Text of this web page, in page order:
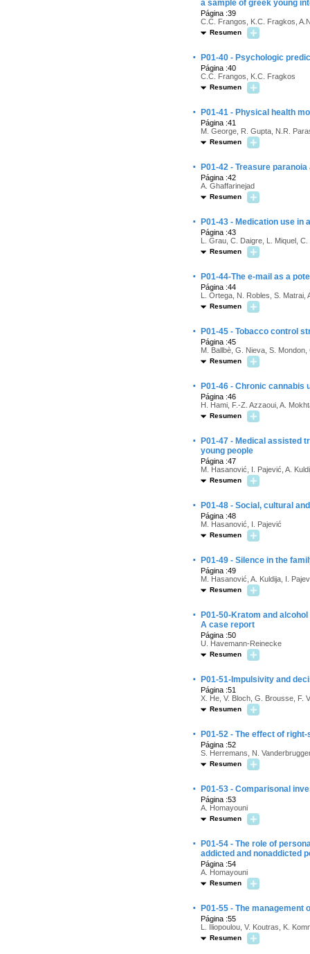
a sample of greek young
Página :39
C.C. Frangos, K.C. Fragkos,
Resumen
· P01-40 - Psychologic
Página :40
C.C. Frangos, K.C. Fragkos
Resumen
· P01-41 - Physical health
Página :41
M. George, R. Gupta, N.R.
Resumen
· P01-42 - Treasure
Página :42
A. Ghaffarinejad
Resumen
· P01-43 - Medication use
Página :43
L. Grau, C. Daigre, L. Miquel,
Resumen
· P01-44-The e-mail as a
Página :44
L. Ortega, N. Robles, S. Matrai,
Resumen
· P01-45 - Tobacco control
Página :45
M. Ballbè, G. Nieva, S.
Resumen
· P01-46 - Chronic cannabis
Página :46
H. Hami, F.-Z. Azzaoui, A.
Resumen
·
P01-47 - Medical assisted
young people
Página :47
M. Hasanović, I. Pajević, A.
Resumen
· P01-48 - Social, cultural
Página :48
M. Hasanović, I. Pajević
Resumen
· P01-49 - Silence in the
Página :49
M. Hasanović, A. Kuldija, I.
Resumen
·
P01-50-Kratom and
A case report
Página :50
U. Havemann-Reinecke
Resumen
· P01-51-Impulsivity and
Página :51
X. He, V. Bloch, G. Brousse, F.
Resumen
· P01-52 - The effect of
Página :52
S. Herremans, N.
Resumen
· P01-53 - Comparisonal
Página :53
A. Homayouni
Resumen
·
P01-54 - The role of
addicted and nonaddicted
Página :54
A. Homayouni
Resumen
· P01-55 - The
Página :55
L. Iliopoulou, V. Koutras, K.
Resumen